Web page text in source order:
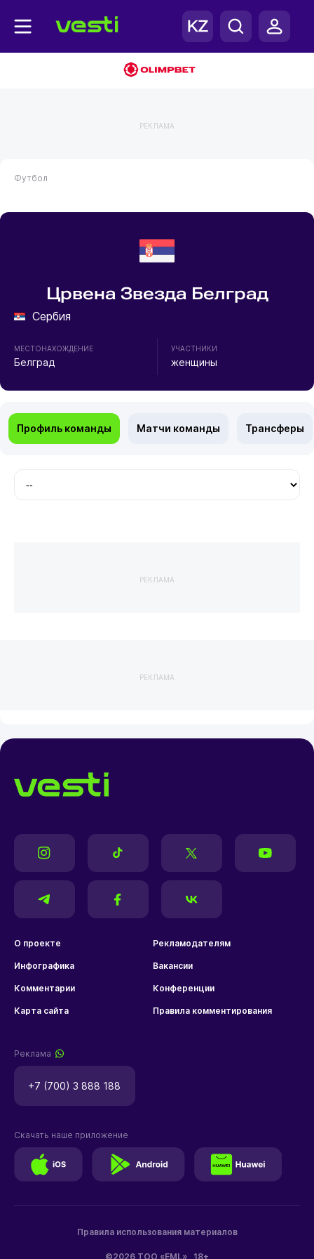
РЕКЛАМА
Футбол
Црвена Звезда Белград
Сербия
МЕСТОНАХОЖДЕНИЕ
Белград
УЧАСТНИКИ
женщины
Профиль команды Матчи команды Трансферы
РЕКЛАМА
РЕКЛАМА
О проекте Рекламодателям
Инфографика Вакансии
Комментарии Конференции
Карта сайта Правила комментирования
Реклама
+7 (700) 3 888 188
©2026 ТОО «EML» 18+
Правила использования материалов
Скачать наше приложение